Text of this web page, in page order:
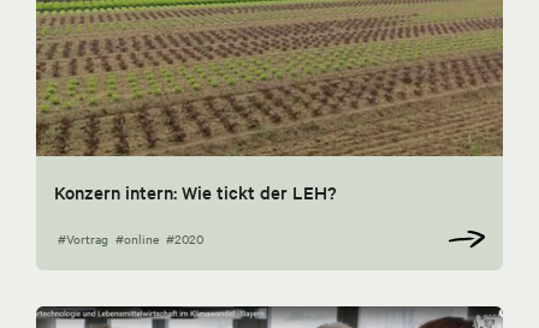
Konzern intern: Wie tickt der LEH?
#Vortrag #online #2020